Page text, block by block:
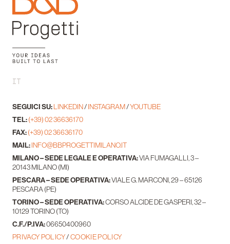
IT
SEGUICI SU:LINKEDIN/INSTAGRAM/YOUTUBE
TEL:(+39) 02 36636170
FAX:(+39) 02 36636170
MAIL:INFO@BBPROGETTIMILANO.IT
MILANO – SEDE LEGALE E OPERATIVA:VIA FUMAGALLI, 3 –
20143 MILANO (MI)
PESCARA – SEDE OPERATIVA:VIALE G. MARCONI, 29 – 65126
PESCARA (PE)
TORINO – SEDE OPERATIVA:CORSO ALCIDE DE GASPERI, 32 –
10129 TORINO (TO)
C.F./P.IVA:06650400960
PRIVACY POLICY/COOKIE POLICY